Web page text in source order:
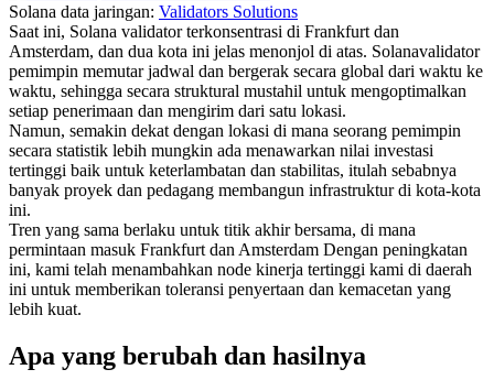
Solana data jaringan: Validators Solutions
Saat ini, Solana validator terkonsentrasi di Frankfurt dan
Amsterdam, dan dua kota ini jelas menonjol di atas. Solanavalidator
pemimpin memutar jadwal dan bergerak secara global dari waktu ke
waktu, sehingga secara struktural mustahil untuk mengoptimalkan
setiap penerimaan dan mengirim dari satu lokasi.
Namun, semakin dekat dengan lokasi di mana seorang pemimpin
secara statistik lebih mungkin ada menawarkan nilai investasi
tertinggi baik untuk keterlambatan dan stabilitas, itulah sebabnya
banyak proyek dan pedagang membangun infrastruktur di kota-kota
ini.
Tren yang sama berlaku untuk titik akhir bersama, di mana
permintaan masuk Frankfurt dan Amsterdam Dengan peningkatan
ini, kami telah menambahkan node kinerja tertinggi kami di daerah
ini untuk memberikan toleransi penyertaan dan kemacetan yang
lebih kuat.
Apa yang berubah dan hasilnya